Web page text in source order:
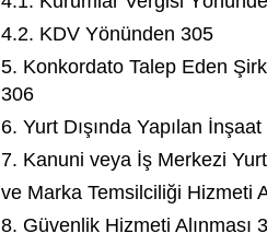
4.2. KDV Yönünden 305
5. Konkordato Talep Eden
306
6. Yurt Dışında Yapılan
7. Kanuni veya İş Merkezi
ve Marka Temsilciliği Hizmeti
8. Güvenlik Hizmeti Alınması